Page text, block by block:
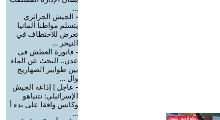
...
- الجيش الجزائري
يتسلم مواطنا ألمانيا
تعرض للاختطاف في
النيجر ...
- فاتورة العطش في
عدن.. البحث عن الماء
بين طوابير الصهاريج
وال ...
- عاجل | إذاعة الجيش
الإسرائيلي: نتنياهو
وكاتس وافقا على بدء أ
...